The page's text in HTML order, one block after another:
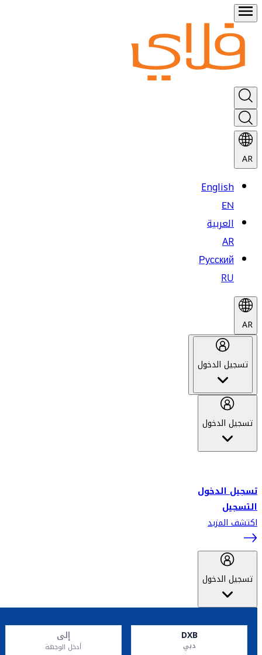
AR
English
EN
العربية
AR
Русский
RU
AR
تسجيل الدخول
تسجيل الدخول
تسجيل الدخول
التسجيل
اكتشف المزيد
تسجيل الدخول
DXB
دبي
إلى
أدخل الوجهة